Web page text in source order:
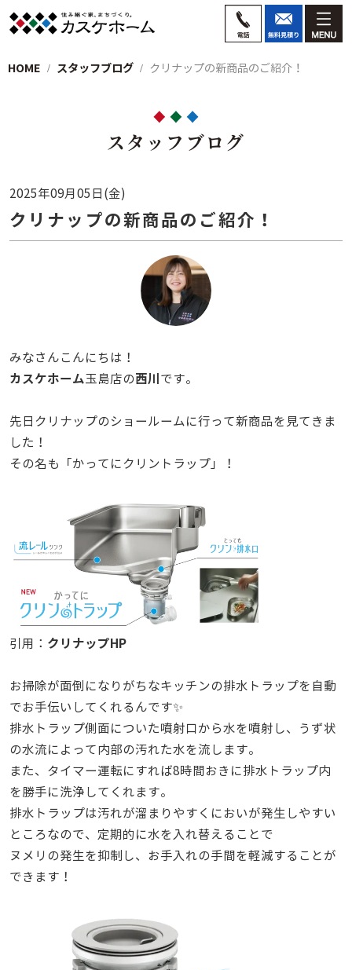
HOME スタッフブログ クリナップの新商品のご紹介！
スタッフブログ
2025年09月05日(金)
クリナップの新商品のご紹介！
みなさんこんにちは！
カスケホーム玉島店の西川 です。
先日クリナップのショールームに行って新商品を見てきま
した！
その名も「かってにクリントラップ」！
引用： クリナップHP
お掃除が面倒になりがちなキッチンの排水トラップを自動
でお手伝いしてくれるんです✨
排水トラップ側面についた噴射口から水を噴射し、うず状
の水流によって内部の汚れた水を流します。
また、タイマー運転にすれば8時間おきに排水トラップ内
を勝手に洗浄してくれます。
排水トラップは汚れが溜まりやすくにおいが発生しやすい
ところなので、定期的に水を入れ替えることで
ヌメリの発生を抑制し、お手入れの手間を軽減することが
できます！